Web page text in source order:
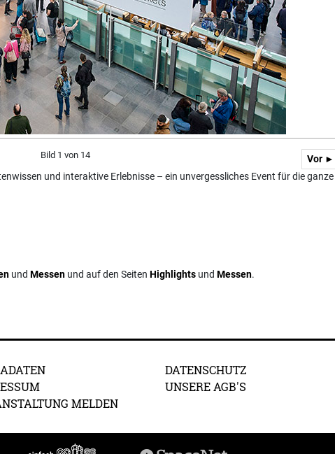
Vor ►
Bild 1 von 14
und interaktive Erlebnisse – ein unvergessliches Event für die ganze
und Messen und auf den Seiten Highlights und Messen.
MELDEN
DATENSCHUTZ
UNSERE AGB'S